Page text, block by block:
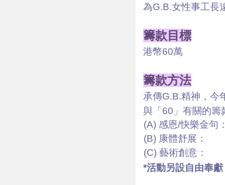
為G.B.女性事工長
籌款目標
港幣60萬
籌款方法
承傳G.B.精神，今
與「60」有關的籌
(A) 感恩/快樂金句
(B) 康體舒展：
(C) 藝術創意：
*活動另設自由奉獻